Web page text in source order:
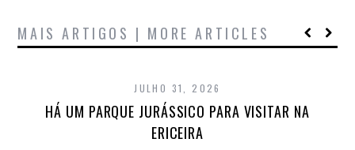
MAIS ARTIGOS | MORE ARTICLES
JULHO 31, 2026
HÁ UM PARQUE JURÁSSICO PARA VISITAR NA
ERICEIRA